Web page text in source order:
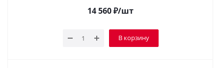
14 560₽/шт
В корзину